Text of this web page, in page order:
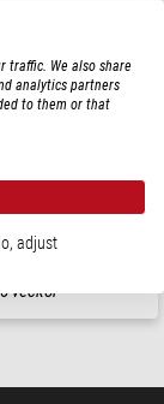
veckor
traffic. We also share
analytics partners
to them or that
adjust